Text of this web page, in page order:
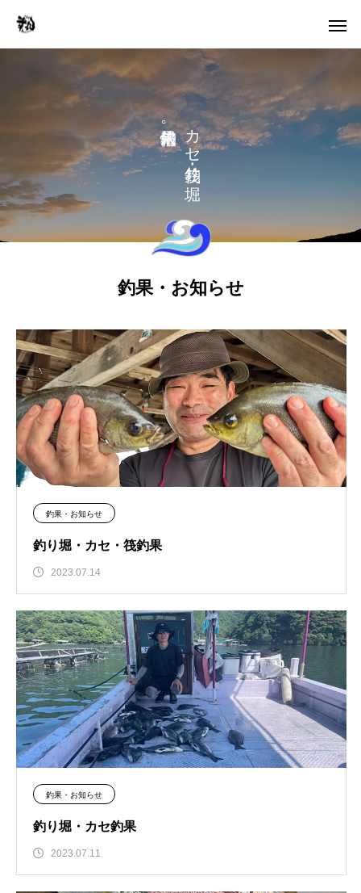
カ
セ
り
。
釣果・お知らせ
釣果・お知らせ
釣り堀・カセ・筏釣果
2023.07.14
釣果・お知らせ
釣り堀・カセ釣果
2023.07.11